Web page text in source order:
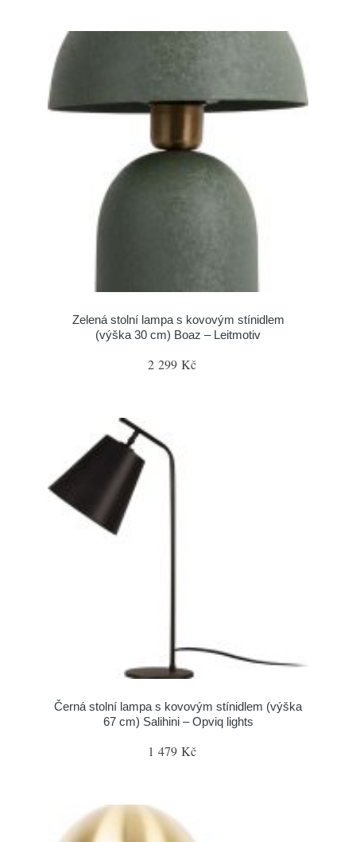
Zelená stolní lampa s kovovým stínidlem
(výška 30 cm) Boaz – Leitmotiv
2 299 Kč
Černá stolní lampa s kovovým stínidlem (výška
67 cm) Salihini – Opviq lights
1 479 Kč